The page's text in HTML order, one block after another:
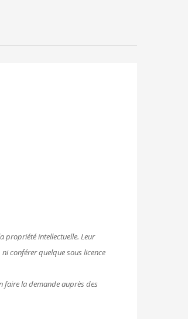
propriété intellectuelle. Leur
conférer quelque sous licence
faire la demande auprès des